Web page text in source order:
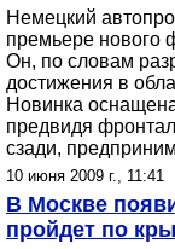
Немецкий
премьере нового
Он, по словам
достижения в
Новинка
предвидя
сзади,
10 июня 2009 г., 11:41
В Москве
пройдет по